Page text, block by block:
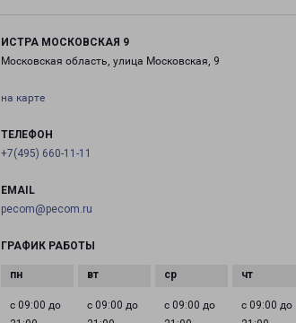
ИСТРА МОСКОВСКАЯ 9
Московская область, улица Московская, 9
на карте
ТЕЛЕФОН
+7(495) 660-11-11
EMAIL
pecom@pecom.ru
ГРАФИК РАБОТЫ
с 09:00 до
с 09:00 до
с 09:00 до
с 09:00 до